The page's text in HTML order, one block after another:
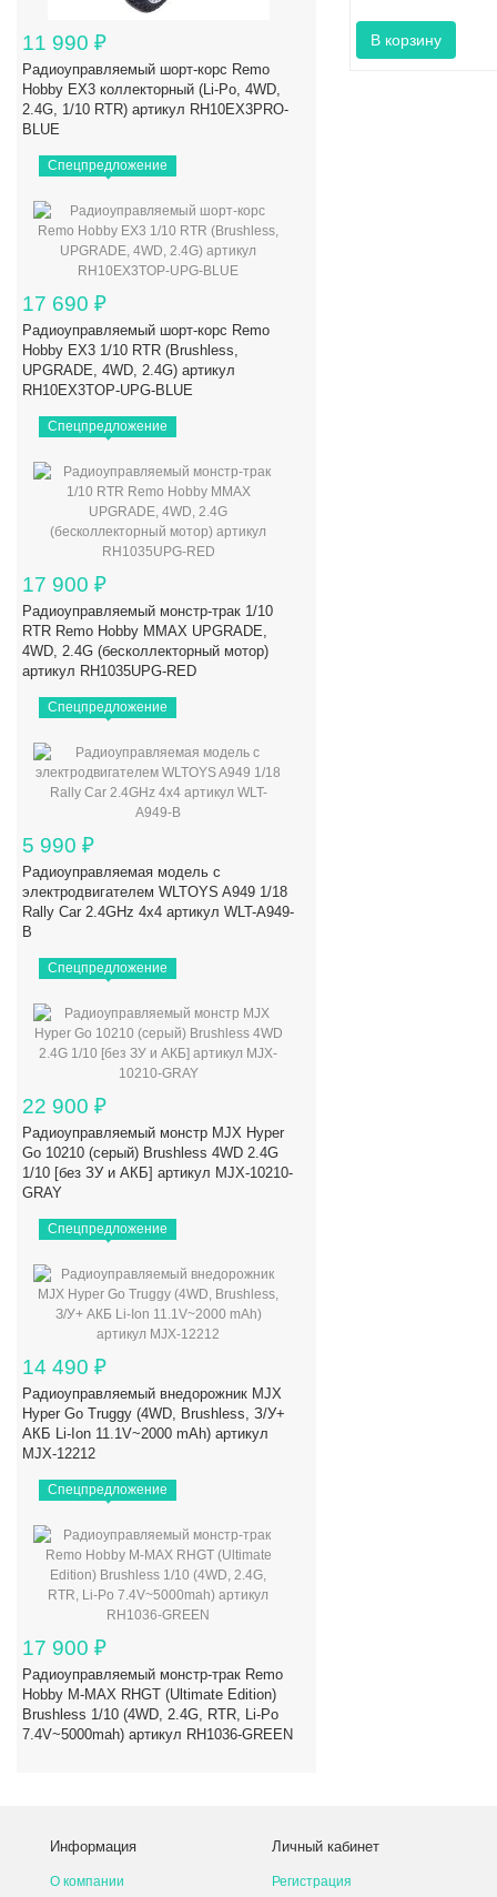
11 990 ₽
Радиоуправляемый шорт-корс Remo
Hobby EX3 коллекторный (Li-Po, 4WD,
2.4G, 1/10 RTR) артикул RH10EX3PRO-
BLUE
Спецпредложение
17 690 ₽
Радиоуправляемый шорт-корс Remo
Hobby EX3 1/10 RTR (Brushless,
UPGRADE, 4WD, 2.4G) артикул
RH10EX3TOP-UPG-BLUE
Спецпредложение
17 900 ₽
Радиоуправляемый монстр-трак 1/10
RTR Remo Hobby MMAX UPGRADE,
4WD, 2.4G (бесколлекторный мотор)
артикул RH1035UPG-RED
Спецпредложение
5 990 ₽
Радиоуправляемая модель с
электродвигателем WLTOYS A949 1/18
Rally Car 2.4GHz 4x4 артикул WLT-A949-
B
Спецпредложение
22 900 ₽
Радиоуправляемый монстр MJX Hyper
Go 10210 (серый) Brushless 4WD 2.4G
1/10 [без ЗУ и АКБ] артикул MJX-10210-
GRAY
Спецпредложение
14 490 ₽
Радиоуправляемый внедорожник MJX
Hyper Go Truggy (4WD, Brushless, З/У+
АКБ Li-Ion 11.1V~2000 mAh) артикул
MJX-12212
Спецпредложение
17 900 ₽
Радиоуправляемый монстр-трак Remo
Hobby M-MAX RHGT (Ultimate Edition)
Brushless 1/10 (4WD, 2.4G, RTR, Li-Po
7.4V~5000mah) артикул RH1036-GREEN
Информация
О компании
Личный кабинет
Регистрация